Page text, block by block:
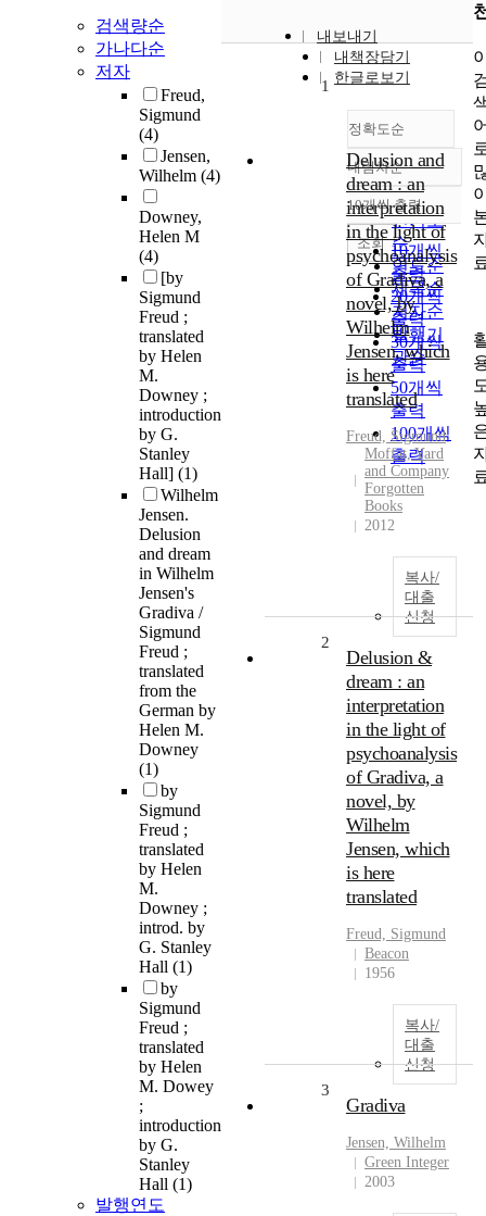
검색량순
가나다순
저자
Freud,
Sigmund
(4)
Jensen,
Wilhelm (4)
Downey,
Helen M
(4)
[by
Sigmund
Freud ;
translated
by Helen
M.
Downey ;
introduction
by G.
Stanley
Hall] (1)
Wilhelm
Jensen.
Delusion
and dream
in Wilhelm
Jensen's
Gradiva /
Sigmund
Freud ;
translated
from the
German by
Helen M.
Downey
(1)
by
Sigmund
Freud ;
translated
by Helen
M.
Downey ;
introd. by
G. Stanley
Hall (1)
by
Sigmund
Freud ;
translated
by Helen
M. Dowey
;
introduction
by G.
Stanley
Hall (1)
발행연도
내보내기
내책장담기
한글로보기
정확도순
정확도
순
인기도
순
연도순
제목순
저자순
발행기
관순
내림차순
내림차순
10개씩 출력
10개씩
출력
20개씩
출력
30개씩
출력
50개씩
출력
100개씩
출력
조회
1
Delusion and
dream : an
interpretation
in the light of
psychoanalysis
of Gradiva, a
novel, by
Wilhelm
Jensen, which
is here
translated
Freud, Sigmund
Moffat, Yard
and Company
Forgotten
Books
2012
복사/
대출
신청
2
Delusion &
dream : an
interpretation
in the light of
psychoanalysis
of Gradiva, a
novel, by
Wilhelm
Jensen, which
is here
translated
Freud, Sigmund
Beacon
1956
복사/
대출
신청
3
Gradiva
Jensen, Wilhelm
Green Integer
2003